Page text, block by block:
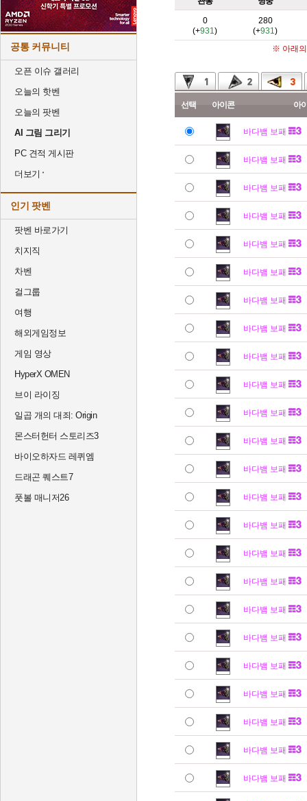
공통 커뮤니티
오픈 이슈 갤러리
오늘의 핫벤
오늘의 팟벤
AI 그림 그리기
PC 견적 게시판
더보기
인기 팟벤
팟벤 바로가기
치지직
차벤
걸그룹
여행
해외게임정보
게임 영상
HyperX OMEN
브이 라이징
일곱 개의 대죄: Origin
몬스터헌터 스토리즈3
바이오하자드 레퀴엠
드래곤 퀘스트7
풋볼 매니저26
0
(+931)
280
(+931)
※ 아래의
선택 아이콘 아
바다뱀 보패
바다뱀 보패
바다뱀 보패
바다뱀 보패
바다뱀 보패
바다뱀 보패
바다뱀 보패
바다뱀 보패
바다뱀 보패
바다뱀 보패
바다뱀 보패
바다뱀 보패
바다뱀 보패
바다뱀 보패
바다뱀 보패
바다뱀 보패
바다뱀 보패
바다뱀 보패
바다뱀 보패
바다뱀 보패
바다뱀 보패
바다뱀 보패
바다뱀 보패
바다뱀 보패